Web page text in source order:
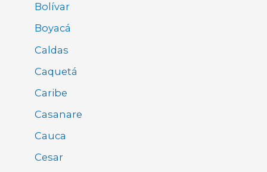
Bolívar
Boyacá
Caldas
Caquetá
Caribe
Casanare
Cauca
Cesar